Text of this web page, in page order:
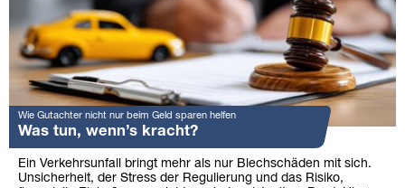
Wie Gutachter nicht nur beim Geld sparen helfen
Was tun, wenn’s kracht?
Ein Verkehrsunfall bringt mehr als nur Blechschäden mit sich.
Unsicherheit, der Stress der Regulierung und das Risiko,